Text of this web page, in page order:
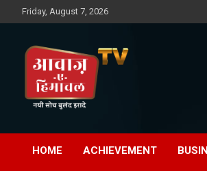
to
Friday, August 7, 2026
Awaz-E-
HOME ACHIEVEMENT